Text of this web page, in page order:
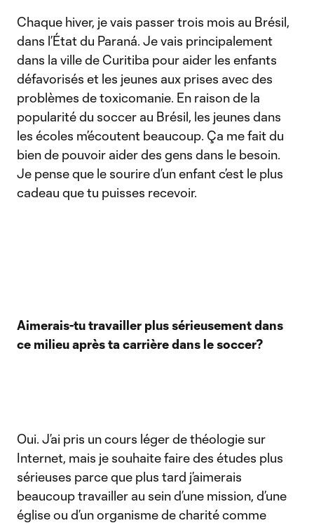
Chaque hiver, je vais passer trois mois au Brésil,
dans l’État du Paraná. Je vais principalement
dans la ville de Curitiba pour aider les enfants
défavorisés et les jeunes aux prises avec des
problèmes de toxicomanie. En raison de la
popularité du soccer au Brésil, les jeunes dans
les écoles m’écoutent beaucoup. Ça me fait du
bien de pouvoir aider des gens dans le besoin.
Je pense que le sourire d’un enfant c’est le plus
cadeau que tu puisses recevoir.
Aimerais-tu travailler plus sérieusement dans
ce milieu après ta carrière dans le soccer?
Oui. J’ai pris un cours léger de théologie sur
Internet, mais je souhaite faire des études plus
sérieuses parce que plus tard j’aimerais
beaucoup travailler au sein d’une mission, d’une
église ou d’un organisme de charité comme